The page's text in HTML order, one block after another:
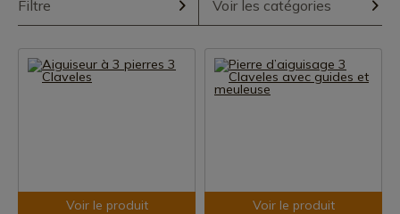
Filtre Voir les catégories
Voir le produit Voir le produit